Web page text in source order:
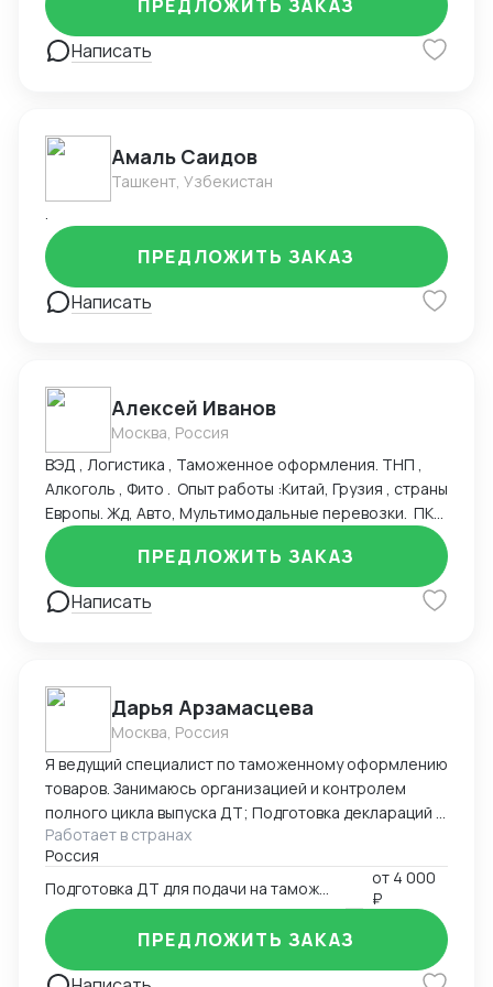
взаимодействия с китайскими поставщиками. Свою
работу я выполняю ответственно и качественно, с
учетом индивидуальных потребностей каждого
Написать
ПРЕДЛОЖИТЬ ЗАКАЗ
Амаль Саидов
Ташкент, Узбекистан
.
Написать
ПРЕДЛОЖИТЬ ЗАКАЗ
Алексей Иванов
Москва, Россия
ВЭД , Логистика , Таможенное оформления. ТНП ,
Алкоголь , Фито . Опыт работы :Китай, Грузия , страны
Европы. Жд, Авто, Мультимодальные перевозки. ПКТ
, ПЛП , Владивосток , Новороссийск , жд станции
Москвы, авто терминалы. Альта Софт, Такса , ЛК ФТС
. ТНВЭД , Инвойс, Спецификация , Упаковочный лист
Проверка торговых марок Контракты ВЭД
менеджер
Написать
ПРЕДЛОЖИТЬ ЗАКАЗ
Дарья Арзамасцева
Москва, Россия
Я ведущий специалист по таможенному оформлению
товаров. Занимаюсь организацией и контролем
полного цикла выпуска ДТ; Подготовка деклараций в
режиме экспорта ,импорта, реэкспорта
лекарственных средств и медицинский изделий, так
же импорт медицинского оборудования,
таможенная процедура - таможенный склад;
заполнение КДТ. Своевременное и качественное
составление ДТ с соблюдением таможенного
законодательства; Подбор кодов ТН ВЭД; Расчет
Работает в странах
Россия
от 4 000
₽
ПРЕДЛОЖИТЬ ЗАКАЗ